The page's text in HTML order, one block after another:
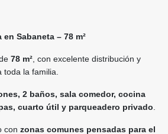
Sabaneta – 78 m²
78 m² , con excelente distribución y
la familia.
2 baños, sala comedor, cocina
cuarto útil y parqueadero privado
con zonas comunes pensadas para el